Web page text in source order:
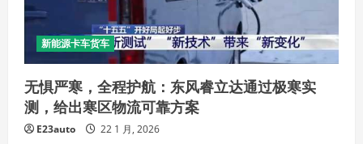
送
中！
全
方
位
助
岚
图
汽
焕
新能源卡车货车
无惧严寒，全程护航：东风睿立达通过极寒实
测，给出寒区物流可靠方案
E23auto 22 1 月, 2026